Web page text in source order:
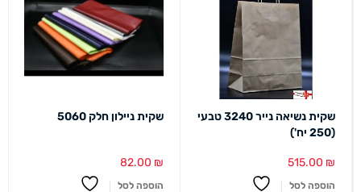
שקית נשיאה נייר 3240 טבעי
(250 יח')
515.00 ₪
הוספה לסל
שקית ניילון חלק 5060
82.00 ₪
הוספה לסל